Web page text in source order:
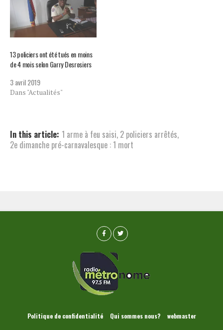
13 policiers ont été tués en moins
de 4 mois selon Garry Desrosiers
3 avril 2019
Dans "Actualités"
In this article: 1 arme à feu saisi, 2 policiers arrêtés,
2e dimanche pré-carnavalesque : 1 mort
Politique de confidentialité Qui sommes nous?
webmaster